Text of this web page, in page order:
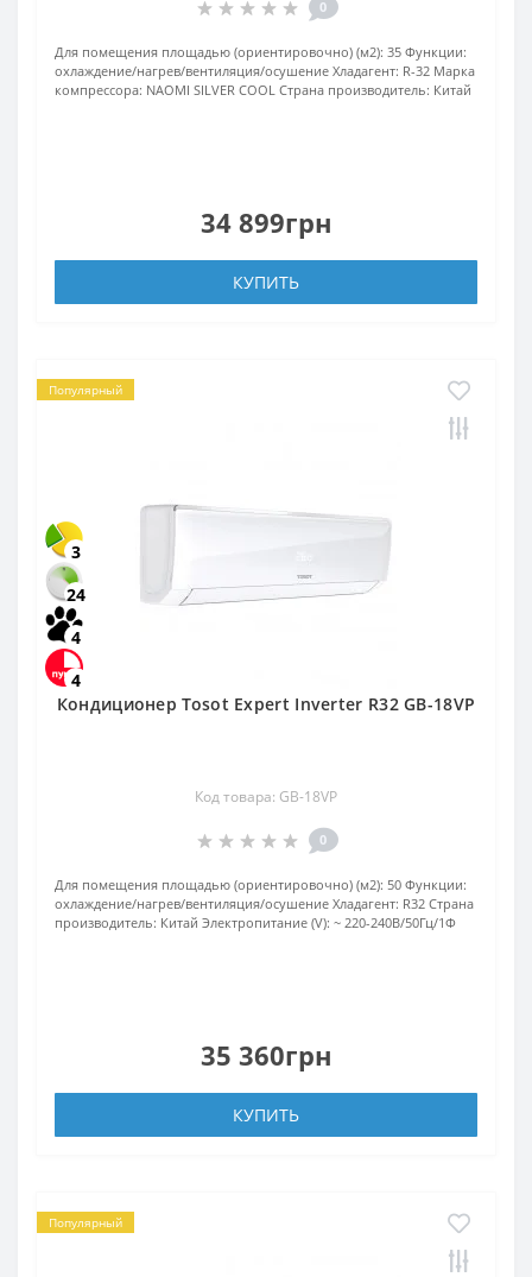
0
Для помещения площадью (ориентировочно) (м2): 35 Функции:
охлаждение/нагрев/вентиляция/осушение Хладагент: R-32 Марка
компрессора: NAOMI SILVER COOL Страна производитель: Китай
34 899грн
КУПИТЬ
Популярный
3
24
4
4
Кондиционер Tosot Expert Inverter R32 GB-18VP
Код товара: GB-18VP
0
Для помещения площадью (ориентировочно) (м2): 50 Функции:
охлаждение/нагрев/вентиляция/осушение Хладагент: R32 Страна
производитель: Китай Электропитание (V): ~ 220-240В/50Гц/1Ф
35 360грн
КУПИТЬ
Популярный